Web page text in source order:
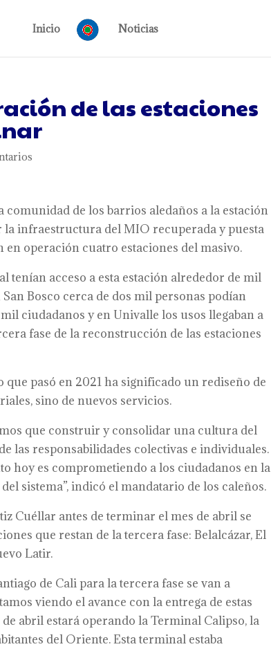
Inicio Noticias
de las estaciones
de los barrios aledaños a la estación
infraestructura del MIO recuperada y puesta
en operación cuatro estaciones del masivo.
tenían acceso a esta estación alrededor de mil
Bosco cerca de dos mil personas podían
ciudadanos y en Univalle los usos llegaban a
fase de la reconstrucción de las estaciones
que pasó en 2021 ha significado un rediseño de
sino de nuevos servicios.
que construir y consolidar una cultura del
las responsabilidades colectivas e individuales.
hoy es comprometiendo a los ciudadanos en la
sistema”, indicó el mandatario de los caleños.
Cuéllar antes de terminar el mes de abril se
que restan de la tercera fase: Belalcázar, El
Latir.
de Cali para la tercera fase se van a
viendo el avance con la entrega de estas
abril estará operando la Terminal Calipso, la
del Oriente. Esta terminal estaba